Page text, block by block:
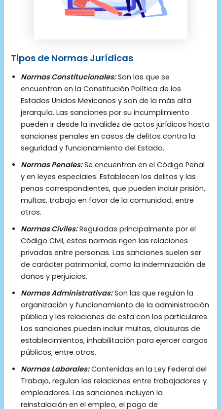
Tipos de Normas Jurídicas
Normas Constitucionales:Son las que se
encuentran en la Constitución Política de los
Estados Unidos Mexicanos y son de la más alta
jerarquía. Las sanciones por su incumplimiento
pueden ir desde la invalidez de actos jurídicos hasta
sanciones penales en casos de delitos contra la
seguridad y funcionamiento del Estado.
Normas Penales:Se encuentran en el Código Penal
y en leyes especiales. Establecen los delitos y las
penas correspondientes, que pueden incluir prisión,
multas, trabajo en favor de la comunidad, entre
otros.
Normas Civiles:Reguladas principalmente por el
Código Civil, estas normas rigen las relaciones
privadas entre personas. Las sanciones suelen ser
de carácter patrimonial, como la indemnización de
daños y perjuicios.
Normas Administrativas:Son las que regulan la
organización y funcionamiento de la administración
pública y las relaciones de esta con los particulares.
Las sanciones pueden incluir multas, clausuras de
establecimientos, inhabilitación para ejercer cargos
públicos, entre otras.
Normas Laborales:Contenidas en la Ley Federal del
Trabajo, regulan las relaciones entre trabajadores y
empleadores. Las sanciones incluyen la
reinstalación en el empleo, el pago de